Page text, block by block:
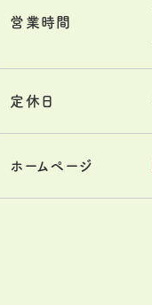
営業時間
定休日
ホームページ